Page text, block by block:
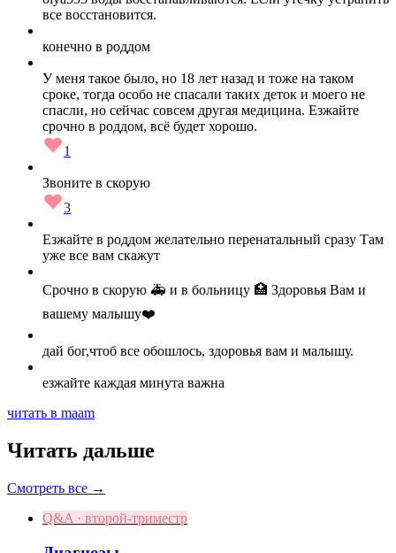
все восстановится.
конечно в роддом
У меня такое было, но 18 лет назад и тоже на таком
сроке, тогда особо не спасали таких деток и моего не
спасли, но сейчас совсем другая медицина. Езжайте
срочно в роддом, всё будет хорошо.
1
Звоните в скорую
3
Езжайте в роддом желательно перенатальный сразу Там
уже все вам скажут
Срочно в скорую 🚑 и в больницу 🏥 Здоровья Вам и
вашему малышу❤️
дай бог,чтоб все обошлось, здоровья вам и малышу.
езжайте каждая минута важна
читать в maam
Читать дальше
Смотреть все →
Q&A · второй-триместр